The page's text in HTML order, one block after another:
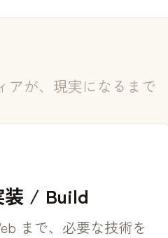
アが、現実になるまで
装 / Build
まで、必要な技術を